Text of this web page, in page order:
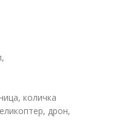
количка
дрон,